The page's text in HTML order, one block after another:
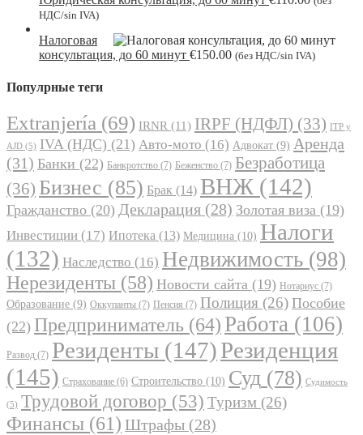
НДС/sin IVA)
Налоговая
консультация, до 60 минут €150.00 (без НДС/sin IVA)
Популрные теги
Extranjería (69) IRNR (11) IRPF (НДФЛ) (33) ITP y
AJD (5) IVA (НДС) (21) Авто-мото (16) Адвокат (9) Аренда
(31) Банки (22) Банкротство (7) Беженство (7) Безработица
(36) Бизнес (85) Брак (14) ВНЖ (142)
Гражданство (20) Декларация (28) Золотая виза (19)
Инвестиции (17) Ипотека (13) Медицина (10) Налоги
(132) Наследство (16) Недвижимость (98)
Нерезиденты (58) Новости сайта (19) Нотариус (7)
Образование (9) Оккупанты (7) Пенсия (7) Полиция (26) Пособие
(22) Предприниматель (64) Работа (106)
Развод (7) Резиденты (147)Резиденция
(145) Страхование (6) Строительство (10) Суд (78) Судимость
(5) Трудовой договор (53) Туризм (26)
Финансы (61) Штрафы (28)